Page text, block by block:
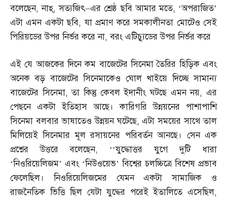
বলেছেন,নাহ্‌,সত্যজিৎ–এর শ্রেষ্ঠ ছবি আমার মতে, ‘অপরাজিত’
এটা এমন একটা ছবি,যা প্রমাণ করে সমকালীনতা মোটেও সেই
পিরিয়ডের উপর নির্ভর করে না,বরং এটিচ্যুডের উপর নির্ভর করে
এই যে আজকের দিনে কম বাজেটের সিনেমা তৈরির হিড়িক এবং
অনেক বড় বাজেটের সিনেমাকেও ঘোল খাইয়ে দিচ্ছে সামান্য
বাজেটের সিনেমা,তা কিন্তু কেবল ইদানীং ঘটছে এমন নয়,এর
পেছনে একটা ইতিহাস আছে। কারিগরি উন্নয়নের পাশাপাশি
সিনেমা বলবার ভাষাতেও উন্নয়ন ঘটেছে,এটা সময়ের সাথে তাল
মিলিয়েই সিনেমার মূল রসায়নের পরিবর্তন আনছে। সেন এক
প্রশ্নের উত্তরে বলেছেন, ‘‘যুদ্ধোত্তর যুগে দুটি ধারা
‘নিওরিয়েলিজম’ এবং ‘নিউওয়েভ’ বিশ্বের চলচ্চিত্রে বিশেষ প্রভাব
ফেলেছিল। নিওরিয়েলিজমের যেমন একটা সামাজিক ও
রাজনৈতিক ভিত্তি ছিল যেটা যুদ্ধের পরেই ইতালিতে এসেছিল,